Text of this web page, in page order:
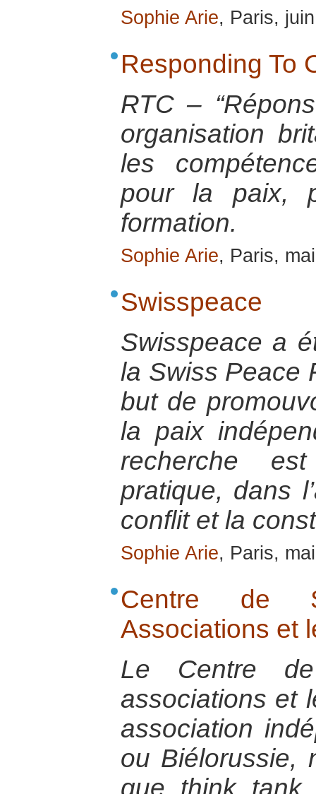
Sophie Arie, Paris,
Responding To
RTC –
organisation
les
pour la paix,
formation.
Sophie Arie, Paris,
Swisspeace
Swisspeace a
la Swiss Peace
but de
la paix
recherche
pratique, dans
conflit et la
Sophie Arie, Paris,
Centre de
Associations et
Le Centre
associations et
association
ou Biélorussie,
que think